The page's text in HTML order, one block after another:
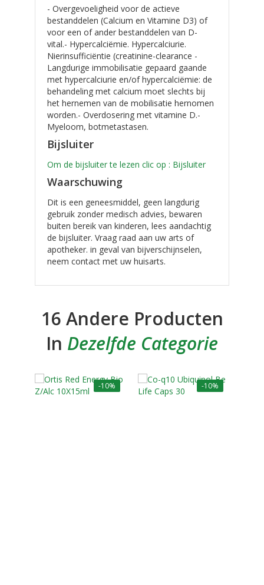
- Overgevoeligheid voor de actieve
bestanddelen (Calcium en Vitamine D3) of
voor een of ander bestanddelen van D-
vital.- Hypercalciëmie. Hypercalciurie.
Nierinsufficiëntie (creatinine-clearance -
Langdurige immobilisatie gepaard gaande
met hypercalciurie en/of hypercalciëmie: de
behandeling met calcium moet slechts bij
het hernemen van de mobilisatie hernomen
worden.- Overdosering met vitamine D.-
Myeloom, botmetastasen.
Bijsluiter
Om de bijsluiter te lezen clic op : Bijsluiter
Waarschuwing
Dit is een geneesmiddel, geen langdurig
gebruik zonder medisch advies, bewaren
buiten bereik van kinderen, lees aandachtig
de bijsluiter. Vraag raad aan uw arts of
apotheker. in geval van bijverschijnselen,
neem contact met uw huisarts.
16 Andere Producten
In Dezelfde Categorie
-10% -10%